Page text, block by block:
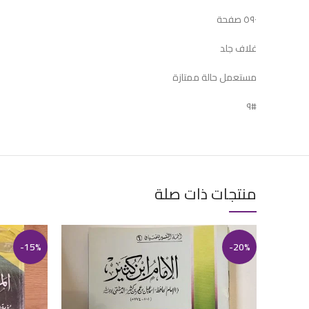
٥٩٠ صفحة
غلاف جلد
مستعمل حالة ممتازة
#٩
منتجات ذات صلة
-20%
-15%